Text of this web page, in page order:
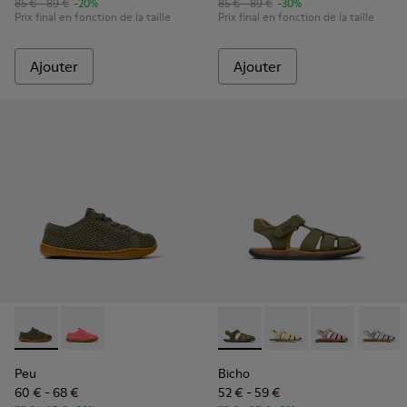
85 € - 89 € -20%
Prix final en fonction de la taille
Ajouter
85 € - 89 € -30%
Prix final en fonction de la taille
Ajouter
Peu - K800690-003 - Baskets vertes en textile et cuir pour
Peu - K800690-002 - Baskets roses en textile et
Peu
60 € - 68 €
Bicho - 80177-088 -
Bicho - 80177-086 -
Bicho -Bicho
Bicho
52 € - 59 €